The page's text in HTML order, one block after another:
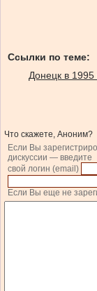
Ссылки по теме:
Донецк в
Что скажете, Аноним?
Если Вы
дискуссии — введите
свой логин (email)
Если Вы еще не